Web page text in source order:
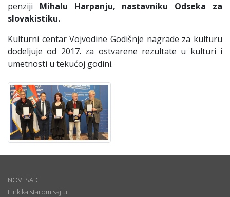
penziji Mihalu Harpanju, nastavniku Odseka za
slovakistiku.
Kulturni centar Vojvodine Godišnje nagrade za kulturu
dodeljuje od 2017. za ostvarene rezultate u kulturi i
umetnosti u tekućoj godini.
NOVI SAD
Link ka starom sajtu